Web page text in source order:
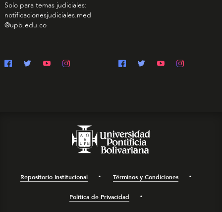
Solo para temas judiciales:
notificacionesjudiciales.med
@upb.edu.co
Repositorio Institucional Términos y Condiciones
Política de Privacidad